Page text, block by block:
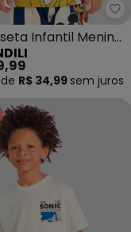
- Camiseta Buzz
Infantil Menino
Malha (Bege)
de R$ 34,99 sem juros